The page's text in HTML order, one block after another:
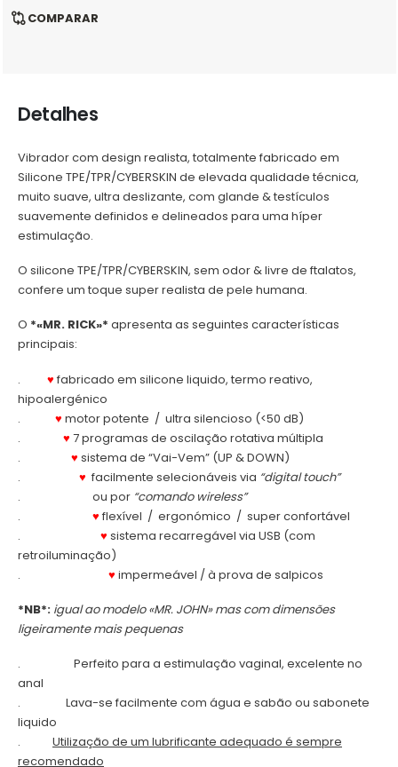
COMPARAR
Detalhes
Vibrador com design realista, totalmente fabricado em
Silicone TPE/TPR/CYBERSKIN de elevada qualidade técnica,
muito suave, ultra deslizante, com glande & testículos
suavemente definidos e delineados para uma híper
estimulação.
O silicone TPE/TPR/CYBERSKIN, sem odor & livre de ftalatos,
confere um toque super realista de pele humana.
O *«MR. RICK»* apresenta as seguintes características
principais:
. ♥ fabricado em silicone liquido, termo reativo,
hipoalergénico
.
♥ motor potente / ultra silencioso (<50 dB)
.
♥ 7 programas de oscilação rotativa múltipla
.
♥ sistema de “Vai-Vem” (UP & DOWN)
.
♥ facilmente selecionáveis via “digital touch”
. ou por “comando wireless”
.
♥ flexível / ergonómico / super confortável
.
♥ sistema recarregável via USB (com
retroiluminação)
.
♥ impermeável / à prova de salpicos
*NB*: igual ao modelo «MR. JOHN» mas com dimensões
ligeiramente mais pequenas
. Perfeito para a estimulação vaginal, excelente no
anal
. Lava-se facilmente com água e sabão ou sabonete
liquido
.
Utilização de um lubrificante adequado é sempre
recomendado